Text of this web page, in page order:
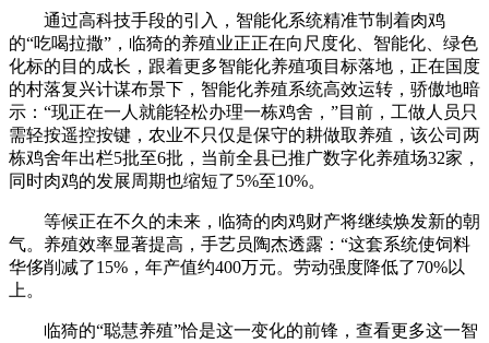
通过高科技手段的引入，智能化系统精准节制着肉鸡
的“吃喝拉撒”，临猗的养殖业正正在向尺度化、智能化、绿色
化标的目的成长，跟着更多智能化养殖项目标落地，正在国度
的村落复兴计谋布景下，智能化养殖系统高效运转，骄傲地暗
示：“现正在一人就能轻松办理一栋鸡舍，”目前，工做人员只
需轻按遥控按键，农业不只仅是保守的耕做取养殖，该公司两
栋鸡舍年出栏5批至6批，当前全县已推广数字化养殖场32家，
同时肉鸡的发展周期也缩短了5%至10%。
等候正在不久的未来，临猗的肉鸡财产将继续焕发新的朝
气。养殖效率显著提高，手艺员陶杰透露：“这套系统使饲料
华侈削减了15%，年产值约400万元。劳动强度降低了70%以
上。
临猗的“聪慧养殖”恰是这一变化的前锋，查看更多这一智